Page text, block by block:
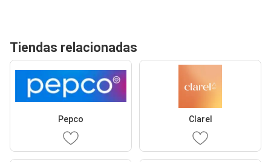
Tiendas relacionadas
Pepco Clarel